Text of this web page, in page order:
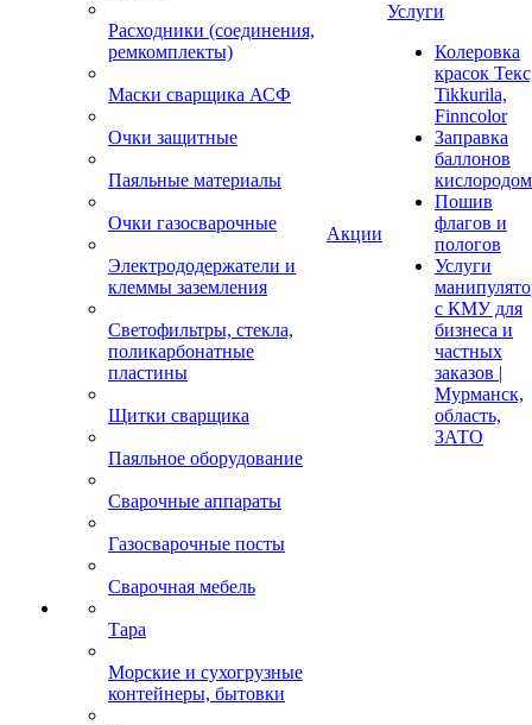
Расходники (соединения,
ремкомплекты)
Маски сварщика АСФ
Очки защитные
Паяльные материалы
Очки газосварочные
Электрододержатели и
клеммы заземления
Светофильтры, стекла,
поликарбонатные
пластины
Щитки сварщика
Паяльное оборудование
Сварочные аппараты
Газосварочные посты
Сварочная мебель
Тара
Морские и сухогрузные
контейнеры, бытовки
Акции
Услуги
Колеровка
красок
Tikkurila,
Finncolor
Заправка
баллонов
кислородом
Пошив
флагов и
пологов
Услуги
с КМУ для
бизнеса и
частных
заказов |
Мурманск,
область,
ЗАТО